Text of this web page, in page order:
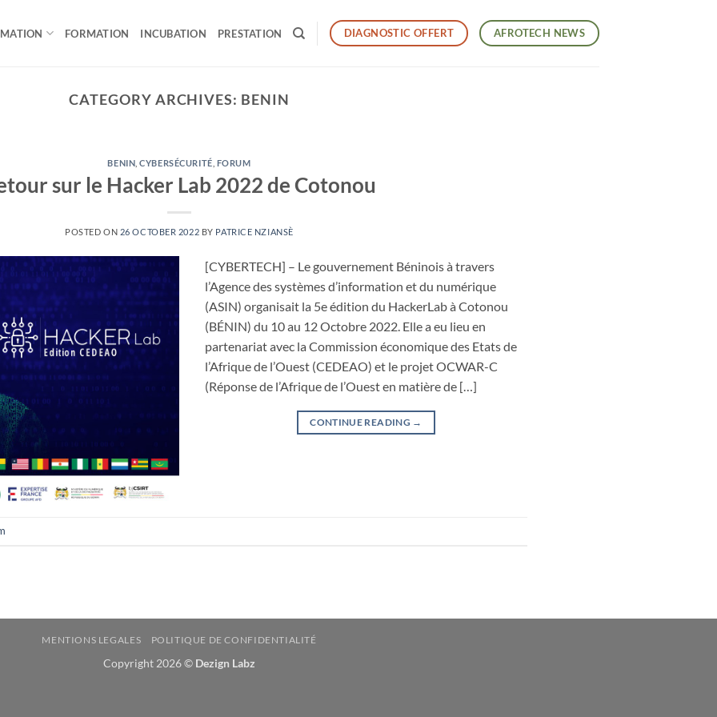
FORMATION INCUBATION PRESTATION DIAGNOSTIC OFFERT AFROTECH NEWS
CATEGORY ARCHIVES: BENIN
BENIN ,CYBERSÉCURITÉ FORUM
sur le Hacker Lab 2022 de Cotonou
POSTED ON 26 OCTOBER 2022 BY PATRICE NZIANSÈ
[CYBERTECH] – Le gouvernement Béninois à travers
l’Agence des systèmes d’information et du numérique
(ASIN) organisait la 5e édition du HackerLab à Cotonou
(BÉNIN) du 10 au 12 Octobre 2022. Elle a eu lieu en
partenariat avec la Commission économique des Etats de
l’Afrique de l’Ouest (CEDEAO) et le projet OCWAR-C
(Réponse de l’Afrique de l’Ouest en matière de […]
CONTINUE READING →
MENTIONS LEGALES POLITIQUE DE CONFIDENTIALITÉ
Copyright 2026 © Dezign Labz